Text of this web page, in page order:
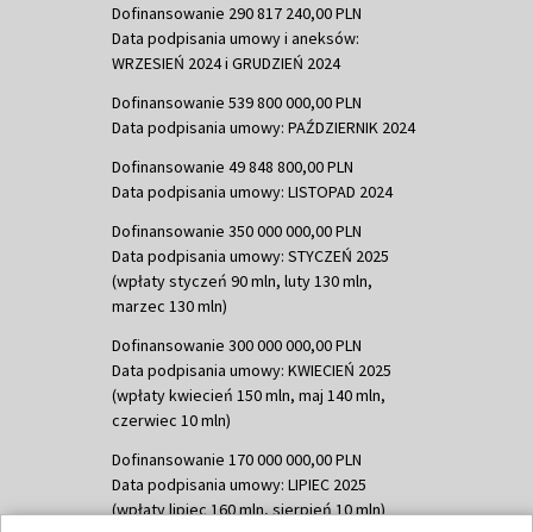
Dofinansowanie 290 817 240,00 PLN
Data podpisania umowy i aneksów:
WRZESIEŃ 2024 i GRUDZIEŃ 2024
Dofinansowanie 539 800 000,00 PLN
Data podpisania umowy: PAŹDZIERNIK 2024
Dofinansowanie 49 848 800,00 PLN
Data podpisania umowy: LISTOPAD 2024
Dofinansowanie 350 000 000,00 PLN
Data podpisania umowy: STYCZEŃ 2025
(wpłaty styczeń 90 mln, luty 130 mln,
marzec 130 mln)
Dofinansowanie 300 000 000,00 PLN
Data podpisania umowy: KWIECIEŃ 2025
(wpłaty kwiecień 150 mln, maj 140 mln,
czerwiec 10 mln)
Dofinansowanie 170 000 000,00 PLN
Data podpisania umowy: LIPIEC 2025
(wpłaty lipiec 160 mln, sierpień 10 mln)